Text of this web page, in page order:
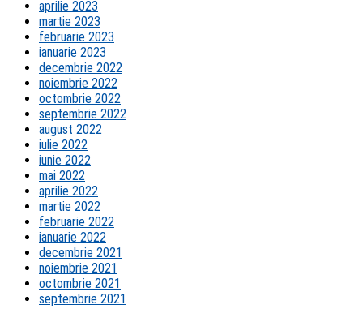
aprilie 2023
martie 2023
februarie 2023
ianuarie 2023
decembrie 2022
noiembrie 2022
octombrie 2022
septembrie 2022
august 2022
iulie 2022
iunie 2022
mai 2022
aprilie 2022
martie 2022
februarie 2022
ianuarie 2022
decembrie 2021
noiembrie 2021
octombrie 2021
septembrie 2021